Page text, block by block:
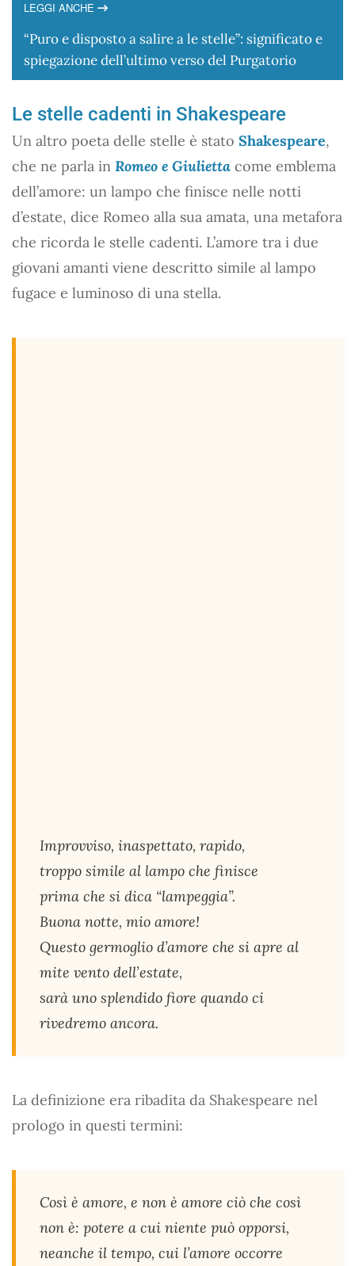
LEGGI ANCHE
“Puro e disposto a salire a le stelle”: significato e
spiegazione dell’ultimo verso del Purgatorio
Le stelle cadenti in Shakespeare
Un altro poeta delle stelle è stato Shakespeare,
che ne parla in Romeo e Giulietta come emblema
dell’amore: un lampo che finisce nelle notti
d’estate, dice Romeo alla sua amata, una metafora
che ricorda le stelle cadenti. L’amore tra i due
giovani amanti viene descritto simile al lampo
fugace e luminoso di una stella.
Improvviso, inaspettato, rapido,
troppo simile al lampo che finisce
prima che si dica “lampeggia”.
Buona notte, mio amore!
Questo germoglio d’amore che si apre al
mite vento dell’estate,
sarà uno splendido fiore quando ci
rivedremo ancora.
La definizione era ribadita da Shakespeare nel
prologo in questi termini:
Così è amore, e non è amore ciò che così
non è: potere a cui niente può opporsi,
neanche il tempo, cui l’amore occorre